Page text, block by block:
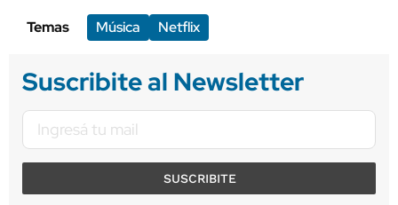
Temas
Música Netflix
Suscribite al Newsletter
SUSCRIBITE